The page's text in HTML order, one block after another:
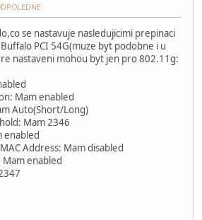
se nastavuje nasledujicimi prepinaci
PCI 54G(muze byt podobne i u
nastaveni mohou byt jen pro 802.11g:
Mam enabled
Auto(Short/Long)
Mam 2346
enabled
Address: Mam disabled
Mam enabled